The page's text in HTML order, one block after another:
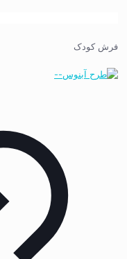
فرش کودک